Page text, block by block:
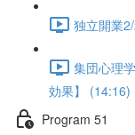
独立開業
集団心理
効果】 (14:16)
Program 51